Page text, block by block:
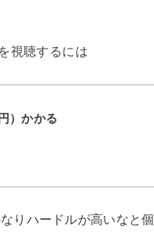
視聴するには
）かかる
りハードルが高いなと